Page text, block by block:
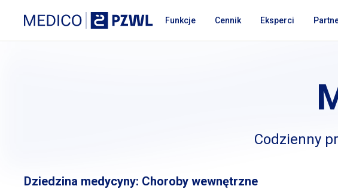
Medico PZWL Platforma MedycznaFunkcje Cennik Eksperci
Codzienny
Dziedzina medycyny: Choroby wewnętrzne